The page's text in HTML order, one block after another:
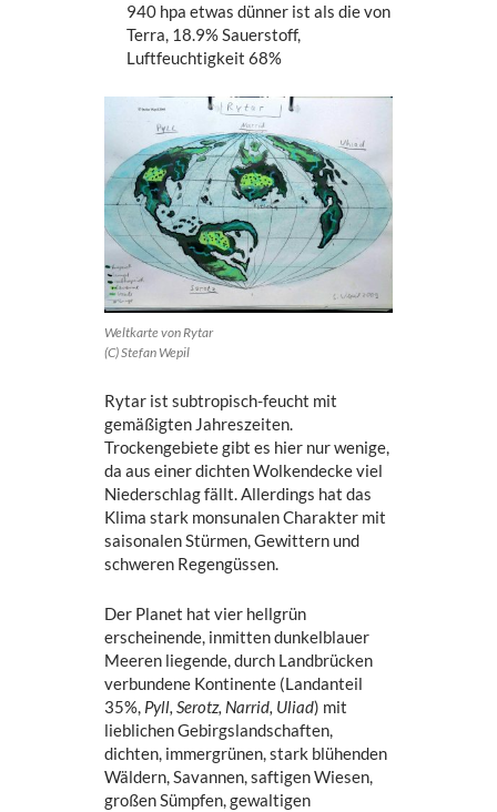
940 hpa etwas dünner ist als die von
Terra, 18.9% Sauerstoff,
Luftfeuchtigkeit 68%
Weltkarte von Rytar
(C) Stefan Wepil
Rytar ist subtropisch-feucht mit
gemäßigten Jahreszeiten.
Trockengebiete gibt es hier nur wenige,
da aus einer dichten Wolkendecke viel
Niederschlag fällt. Allerdings hat das
Klima stark monsunalen Charakter mit
saisonalen Stürmen, Gewittern und
schweren Regengüssen.
Der Planet hat vier hellgrün
erscheinende, inmitten dunkelblauer
Meeren liegende, durch Landbrücken
verbundene Kontinente (Landanteil
35%, Pyll, Serotz, Narrid, Uliad) mit
lieblichen Gebirgslandschaften,
dichten, immergrünen, stark blühenden
Wäldern, Savannen, saftigen Wiesen,
großen Sümpfen, gewaltigen